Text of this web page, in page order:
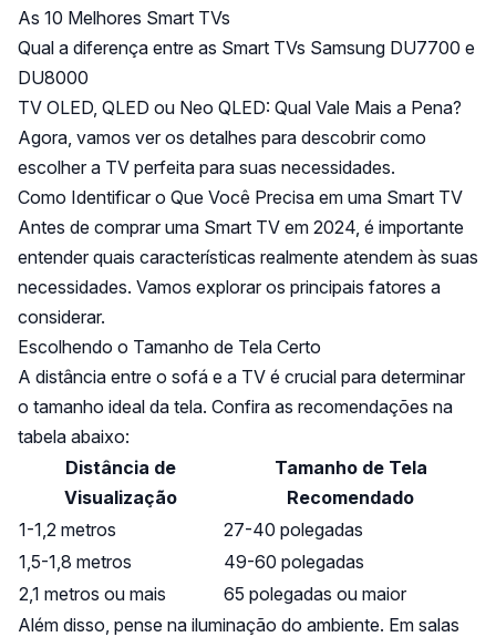
As 10 Melhores Smart TVs
Qual a diferença entre as Smart TVs Samsung DU7700 e
DU8000
TV OLED, QLED ou Neo QLED: Qual Vale Mais a Pena?
Agora, vamos ver os detalhes para descobrir como
escolher a TV perfeita para suas necessidades.
Como Identificar o Que Você Precisa em uma Smart TV
Antes de comprar uma Smart TV em 2024, é importante
entender quais características realmente atendem às suas
necessidades. Vamos explorar os principais fatores a
considerar.
Escolhendo o Tamanho de Tela Certo
A distância entre o sofá e a TV é crucial para determinar
o tamanho ideal da tela. Confira as recomendações na
tabela abaixo:
Distância de
Visualização
Tamanho de Tela
Recomendado
1-1,2 metros
27-40 polegadas
1,5-1,8 metros
49-60 polegadas
2,1 metros ou mais
65 polegadas ou maior
Além disso, pense na iluminação do ambiente. Em salas